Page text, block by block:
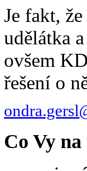
Je fakt,
udělátka
ovšem
řešení o
Co Vy na